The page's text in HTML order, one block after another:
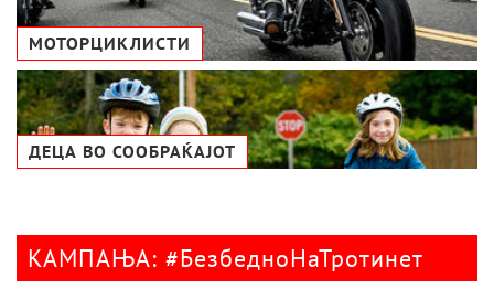
МОТОРЦИКЛИСТИ
ДЕЦА ВО СООБРАЌАЈОТ
КАМПАЊА: #БезбедноНаТротинет